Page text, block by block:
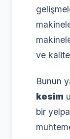
ve
Bunun
kesim
bir